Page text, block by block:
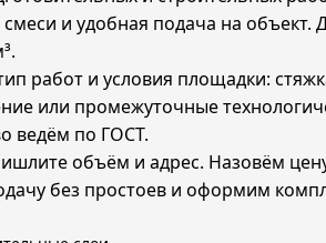
и удобная подача на объект.
работ и условия площадки:
или промежуточные
ведём по ГОСТ.
объём и адрес. Назовём
без простоев и оформим